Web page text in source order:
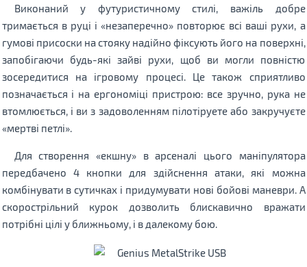
Виконаний у футуристичному стилі, важіль добре
тримається в руці і «незаперечно» повторює всі ваші рухи, а
гумові присоски на стояку надійно фіксують його на поверхні,
запобігаючи будь-які зайві рухи, щоб ви могли повністю
зосередитися на ігровому процесі. Це також сприятливо
позначається і на ергономіці пристрою: все зручно, рука не
втомлюється, і ви з задоволенням пілотіруете або закручуєте
«мертві петлі».
Для створення «екшну» в арсеналі цього маніпулятора
передбачено 4 кнопки для здійснення атаки, які можна
комбінувати в сутичках і придумувати нові бойові маневри. А
скорострільний курок дозволить блискавично вражати
потрібні цілі у ближньому, і в далекому бою.